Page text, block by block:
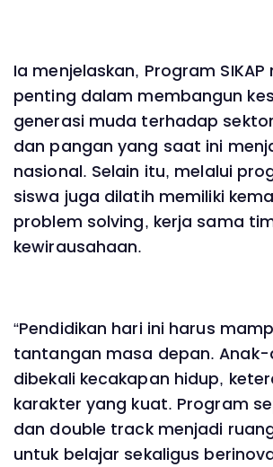
Ia menjelaskan, Program SIKAP
penting dalam membangun
generasi muda terhadap
dan pangan yang saat ini
nasional. Selain itu, melalui
siswa juga dilatih memiliki
problem solving, kerja sama
kewirausahaan.
“Pendidikan hari ini harus
tantangan masa depan. Anak-
dibekali kecakapan hidup,
karakter yang kuat. Program
dan double track menjadi
untuk belajar sekaligus